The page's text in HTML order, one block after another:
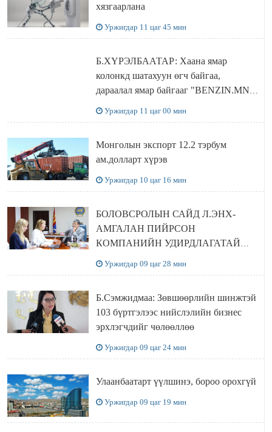
хязгаарлана
Уржигдар 11 цаг 45 мин
Б.ХҮРЭЛБААТАР: Хаана ямар
колонкд шатахуун өгч байгаа,
дараалал ямар байгааг "BENZIN.MN”
Уржигдар 11 цаг 00 мин
Монголын экспорт 12.2 тэрбум
ам.долларт хүрэв
Уржигдар 10 цаг 16 мин
БОЛОВСРОЛЫН САЙД Л.ЭНХ-
АМГАЛАН ПИЙРСОН
КОМПАНИЙН УДИРДЛАГАТАЙ
Уржигдар 09 цаг 28 мин
Б.Сэмжидмаа: Зөвшөөрлийн шинжтэй
103 бүртгэлээс нийслэлийн бизнес
эрхлэгчдийг чөлөөллөө
Уржигдар 09 цаг 24 мин
Улаанбаатарт үүлшинэ, бороо орохгүй
Уржигдар 09 цаг 19 мин